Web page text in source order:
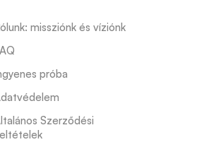
missziónk és víziónk
próba
Szerződési